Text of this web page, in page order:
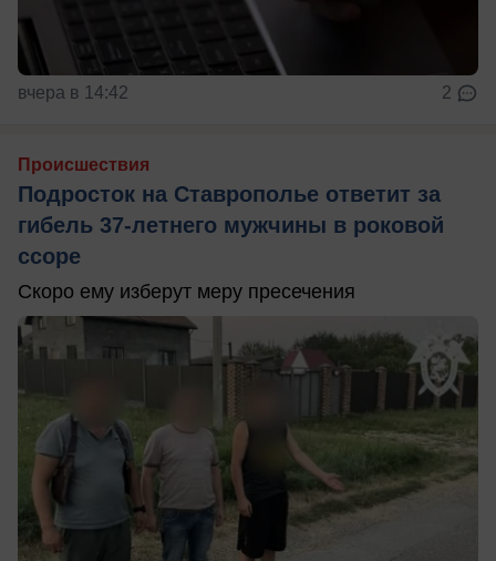
вчера в 14:42 2
Происшествия
Подросток на Ставрополье ответит за
гибель 37-летнего мужчины в роковой
ссоре
Скоро ему изберут меру пресечения